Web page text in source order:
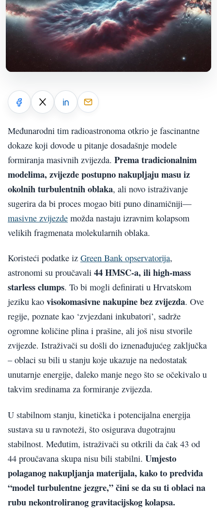
Međunarodni tim radioastronoma otkrio je fascinantne
dokaze koji dovode u pitanje dosadašnje modele
formiranja masivnih zvijezda. Prema tradicionalnim
modelima, zvijezde postupno nakupljaju masu iz
okolnih turbulentnih oblaka, ali novo istraživanje
sugerira da bi proces mogao biti puno dinamičniji—
masivne zvijezde možda nastaju izravnim kolapsom
velikih fragmenata molekularnih oblaka.
Koristeći podatke iz Green Bank opservatorija,
astronomi su proučavali 44 HMSC-a, ili high-mass
starless clumps. To bi mogli definirati u Hrvatskom
jeziku kao visokomasivne nakupine bez zvijezda. Ove
regije, poznate kao ‘zvjezdani inkubatori’, sadrže
ogromne količine plina i prašine, ali još nisu stvorile
zvijezde. Istraživači su došli do iznenađujućeg zaključka
– oblaci su bili u stanju koje ukazuje na nedostatak
unutarnje energije, daleko manje nego što se očekivalo u
takvim sredinama za formiranje zvijezda.
U stabilnom stanju, kinetička i potencijalna energija
sustava su u ravnoteži, što osigurava dugotrajnu
stabilnost. Međutim, istraživači su otkrili da čak 43 od
44 proučavana skupa nisu bili stabilni. Umjesto
polaganog nakupljanja materijala, kako to predviđa
“model turbulentne jezgre,” čini se da su ti oblaci na
rubu nekontroliranog gravitacijskog kolapsa.